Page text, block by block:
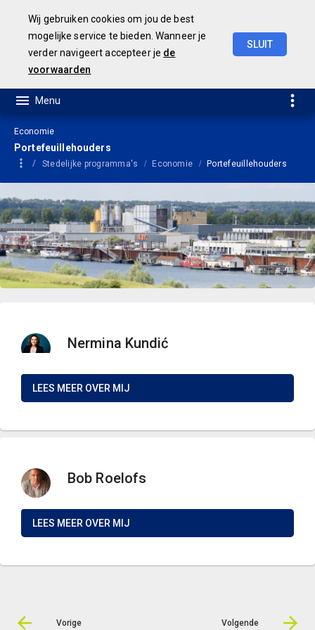
Wij gebruiken cookies om jou de best
mogelijke service te bieden. Wanneer je
verder navigeert accepteer je de
voorwaarden
SLUIT
Economie
Portefeuillehouders
Stedelijke programma's Economie Portefeuillehouders
Nermina Kundić
LEES MEER OVER MIJ
Bob Roelofs
LEES MEER OVER MIJ
Vorige Volgende